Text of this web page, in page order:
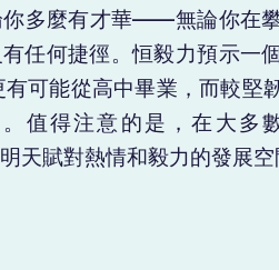
多麼有才華——無論你在
何捷徑。恒毅力預示一
可能從高中畢業，而較堅
值得注意的是，在大多
賦對熱情和毅力的發展空